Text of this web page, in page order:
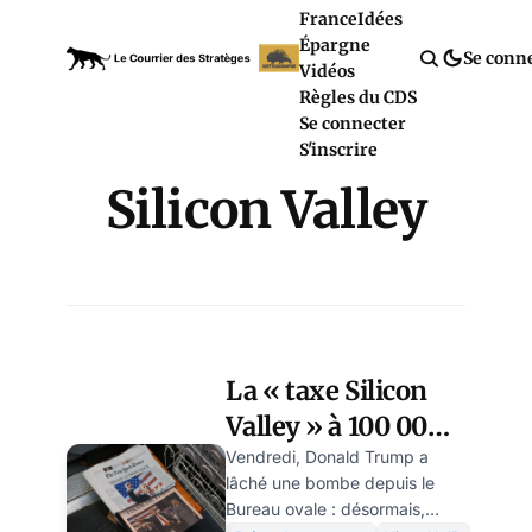
FranceIdées
Épargne
Vidéos
Règles du CDS
Se connecter
S'inscrire
Se
Silicon Valley
La « taxe Silicon
Valley » à 100 000
$ : un coup de pied
"maladroit" de
Vendredi, Donald Trump a
lâché une bombe depuis le
Bureau ovale : désormais,